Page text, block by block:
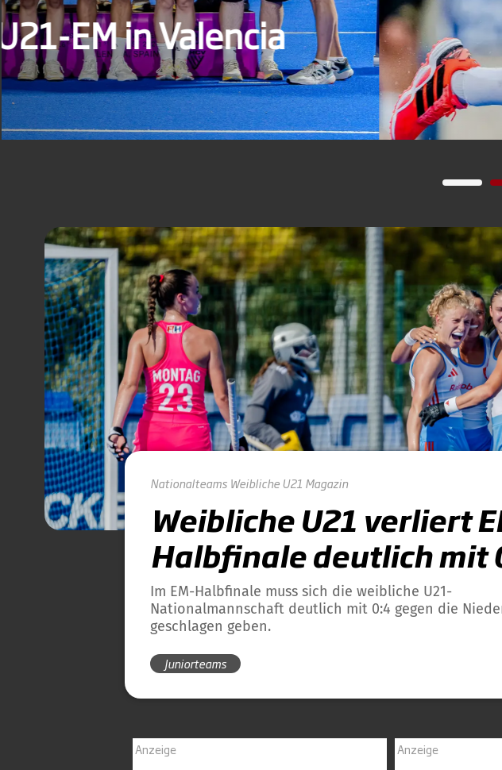
Männliche U21
Nationalteams Weibliche U21 Magazin
Weibliche U21 verliert
Halbfinale deutlich mit
Im EM-Halbfinale muss sich die weibliche U21-
Nationalmannschaft deutlich mit 0:4 gegen die
geschlagen geben.
Juniorteams
Anzeige Anzeige